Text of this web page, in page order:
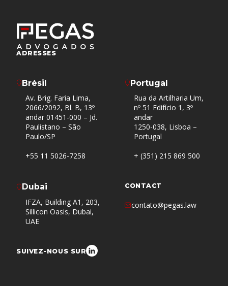
ADRESSES
Brésil
Av. Brig. Faria Lima,
2066/2092, Bl. B, 13º
andar 01451-000 – Jd.
Paulistano – São
Paulo/SP
+55 11 5026-7258
Portugal
Rua da Artilharia Um,
nº 51 Edifício 1, 3º
andar
1250-038, Lisboa –
Portugal
+ (351) 215 869 500
Dubai
IFZA, Building A1, 203,
Sillicon Oasis, Dubai,
UAE
CONTACT
contato@pegas.law
SUIVEZ-NOUS SUR